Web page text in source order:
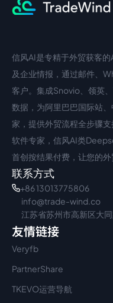
中文入口
信风AI是专精于外贸获客
及企业情报，通过邮件、
客户。集成Snovio、领英
数据，为阿里巴巴国际站
家，提供外贸流程全步骤
软件专家，信风AI类
首创按结果付费，让您的外
联系方式
+86 13013775806
info@trade-wind.co
江苏省苏州市高新区大
友情链接
Veryfb
PartnerShare
TKEVO运营导航